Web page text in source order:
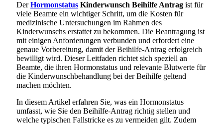
DerHormonstatus Kinderwunsch Beihilfe Antrag ist für
viele Beamte ein wichtiger Schritt, um die Kosten für
medizinische Untersuchungen im Rahmen des
Kinderwunschs erstattet zu bekommen. Die Beantragung ist
mit einigen Anforderungen verbunden und erfordert eine
genaue Vorbereitung, damit der Beihilfe-Antrag erfolgreich
bewilligt wird. Dieser Leitfaden richtet sich speziell an
Beamte, die ihren Hormonstatus und relevante Blutwerte für
die Kinderwunschbehandlung bei der Beihilfe geltend
machen möchten.
In diesem Artikel erfahren Sie, was ein Hormonstatus
umfasst, wie Sie den Beihilfe-Antrag richtig stellen und
welche typischen Fallstricke es zu vermeiden gilt. Zudem